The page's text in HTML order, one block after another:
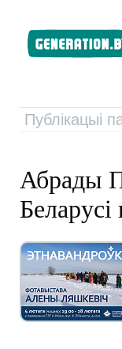
Публікацыі
Абрады